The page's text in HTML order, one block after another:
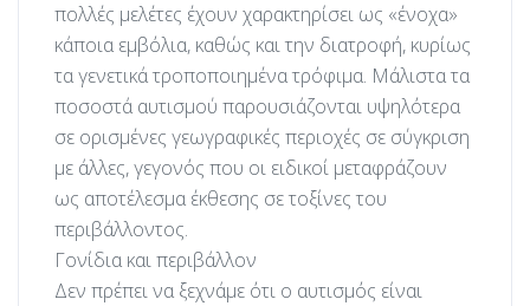
πολλές μελέτες έχουν χαρακτηρίσει ως «ένοχα»
κάποια εμβόλια, καθώς και την διατροφή, κυρίως
τα γενετικά τροποποιημένα τρόφιμα. Μάλιστα τα
ποσοστά αυτισμού παρουσιάζονται υψηλότερα
σε ορισμένες γεωγραφικές περιοχές σε σύγκριση
με άλλες, γεγονός που οι ειδικοί μεταφράζουν
ως αποτέλεσμα έκθεσης σε τοξίνες του
περιβάλλοντος.
Γονίδια και περιβάλλον
Δεν πρέπει να ξεχνάμε ότι ο αυτισμός είναι